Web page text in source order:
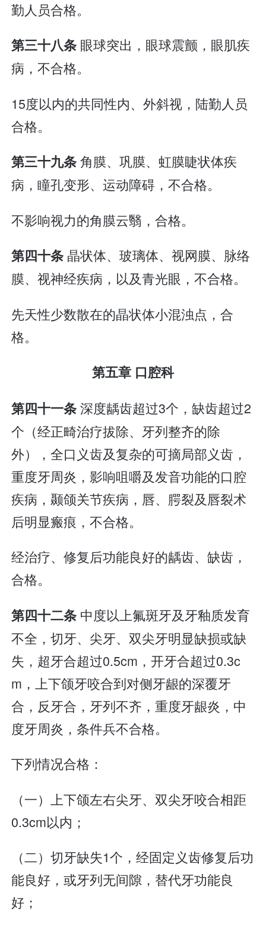
勤人员合格。
第三十八条 眼球突出，眼球震颤，眼肌疾
病，不合格。
15度以内的共同性内、外斜视，陆勤人员
合格。
第三十九条角膜、巩膜、虹膜睫状体疾
病，瞳孔变形、运动障碍，不合格。
不影响视力的角膜云翳，合格。
第四十条 晶状体、玻璃体、视网膜、脉络
膜、视神经疾病，以及青光眼，不合格。
先天性少数散在的晶状体小混浊点，合
格。
第五章 口腔科
第四十一条深度龋齿超过3个，缺齿超过2
个（经正畸治疗拔除、牙列整齐的除
外），全口义齿及复杂的可摘局部义齿，
重度牙周炎，影响咀嚼及发音功能的口腔
疾病，颞颌关节疾病，唇、腭裂及唇裂术
后明显瘢痕，不合格。
经治疗、修复后功能良好的龋齿、缺齿，
合格。
第四十二条 中度以上氟斑牙及牙釉质发育
不全，切牙、尖牙、双尖牙明显缺损或缺
失，超牙合超过0.5cm，开牙合超过0.3c
m，上下颌牙咬合到对侧牙龈的深覆牙
合，反牙合，牙列不齐，重度牙龈炎，中
度牙周炎，条件兵不合格。
下列情况合格：
（一）上下颌左右尖牙、双尖牙咬合相距
0.3cm以内；
（二）切牙缺失1个，经固定义齿修复后功
能良好，或牙列无间隙，替代牙功能良
好；